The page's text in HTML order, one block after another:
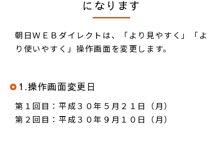
になります
朝日ＷＥＢダイレクトは、「より見やすく」「よ
り使いやすく」操作画面を変更します。
1.操作画面変更日
第１回目：平成３０年５月２１日（月）
第２回目：平成３０年９月１０日（月）